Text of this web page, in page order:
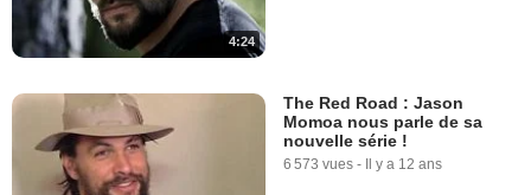
4:24
The Red Road : Jason
Momoa nous parle de sa
nouvelle série !
6 573 vues - Il y a 12 ans